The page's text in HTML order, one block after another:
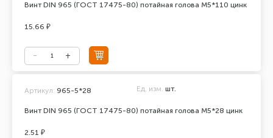
Винт DIN 965 (ГОСТ 17475-80) потайная голова М5*110 цинк
15.66 ₽
Винт DIN 965 (ГОСТ 17475-80) потайная голова М5*28 цинк
Артикул: 965-5*28 Ед. изм. шт.
2.51 ₽